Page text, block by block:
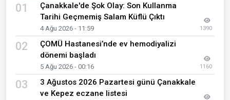
01
Çanakkale'de Şok Olay: Son Kullanma
Tarihi Geçmemiş Salam Küflü Çıktı
4 Ağu 2026 - 11:59 1390
02
ÇOMÜ Hastanesi’nde ev hemodiyalizi
dönemi başladı
5 Ağu 2026 - 00:16 1160
03
3 Ağustos 2026 Pazartesi günü Çanakkale
ve Kepez eczane listesi